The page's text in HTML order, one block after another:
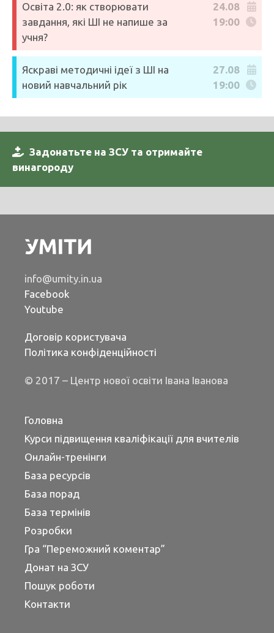
Освіта 2.0: як створювати
завдання, які ШІ не напише за
учня?
24.08
19:00
Яскраві методичні ідеї з ШІ на
новий навчальний рік
27.08
19:00
Задонатьте на ЗСУ та отримайте
винагороду
info@umity.in.ua
Facebook
Youtube
Договір користувача
Політика конфіденційності
© 2017 – Центр нової освіти Івана Іванова
Головна
Курси підвищення кваліфікації для вчителів
Онлайн-тренінги
База ресурсів
База порад
База термінів
Розробки
Гра “Переможний коментар”
Донат на ЗСУ
Пошук роботи
Контакти